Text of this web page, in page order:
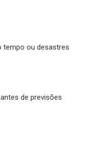
tempo ou desastres
de previsões